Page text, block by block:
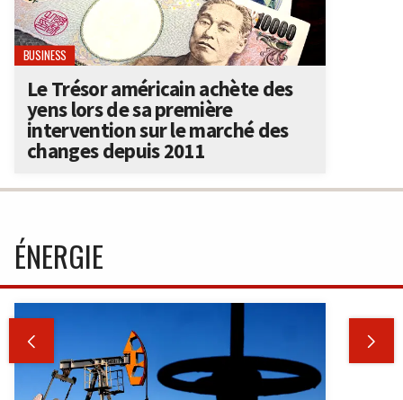
BUSINESS
Le Trésor américain achète des
yens lors de sa première
intervention sur le marché des
changes depuis 2011
ÉNERGIE
 